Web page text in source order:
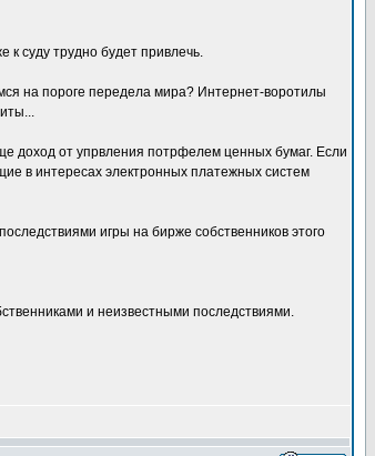
к суду трудно будет привлечь.
на пороге передела мира? Интернет-воротилы
доход от упрвления потрфелем ценных бумаг. Если
в интересах электронных платежных систем
игры на бирже собственников этого
и неизвестными последствиями.